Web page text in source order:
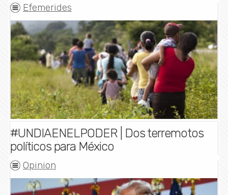
Efemerides
#UNDIAENELPODER | Dos terremotos
políticos para México
Opinion